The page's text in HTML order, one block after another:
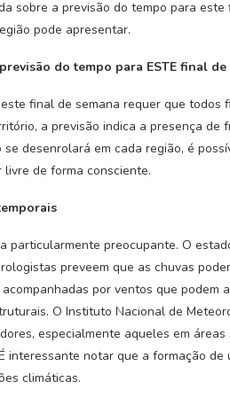
sobre a previsão do tempo para
pode apresentar.
do tempo para ESTE final
final de semana requer que todos
a previsão indica a presença
desenrolará em cada região, é
de forma consciente.
particularmente preocupante. O
preveem que as chuvas
por ventos que podem
O Instituto Nacional de
especialmente aqueles em
interessante notar que a formação
climáticas.